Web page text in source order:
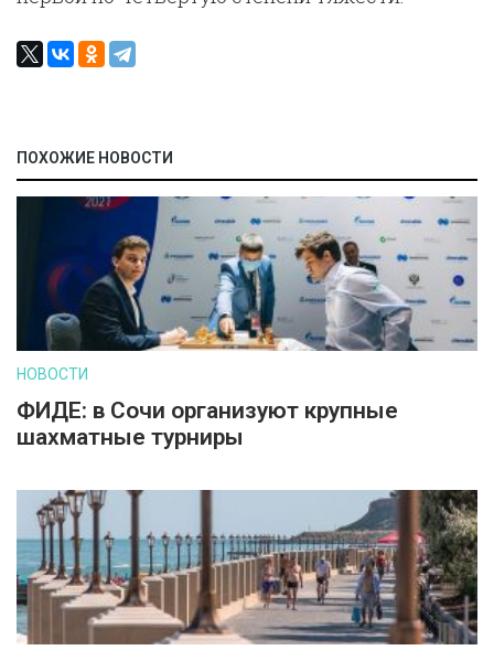
ПОХОЖИЕ НОВОСТИ
НОВОСТИ
ФИДЕ: в Сочи организуют крупные
шахматные турниры